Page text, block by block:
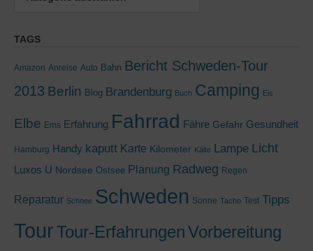
TAGS
Amazon Anreise Auto Bahn Bericht Schweden-Tour
2013 Berlin Blog Brandenburg Buch Camping Eis
Elbe Ems Erfahrung Fahrrad Fähre Gefahr Gesundheit
Hamburg Handy kaputt Karte Kilometer Kälte Lampe Licht
Luxos U Nordsee Ostsee Planung Radweg Regen
Reparatur Schnee Schweden Sonne Tacho Test Tipps
TourTour-ErfahrungenVorbereitung